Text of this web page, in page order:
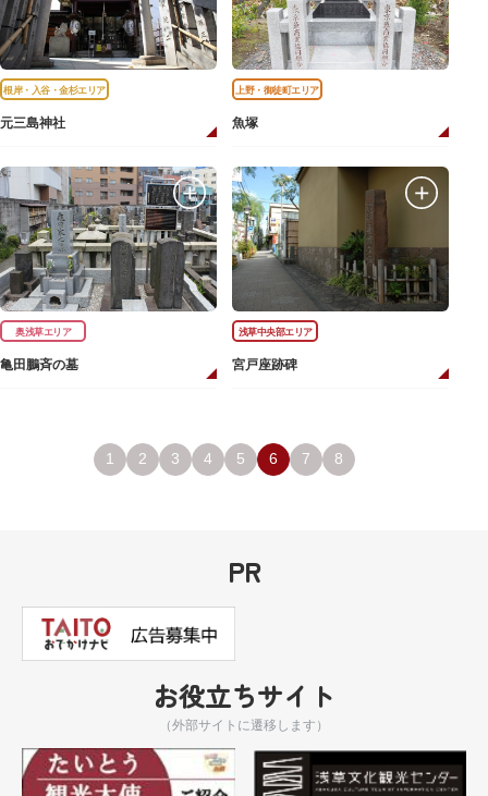
根岸・入谷・金杉エリア
元三島神社
上野・御徒町エリア
魚塚
奥浅草エリア
亀田鵬斉の墓
浅草中央部エリア
宮戸座跡碑
1 2 3 4 5 6 7 8
PR
お役立ちサイト
（外部サイトに遷移します）